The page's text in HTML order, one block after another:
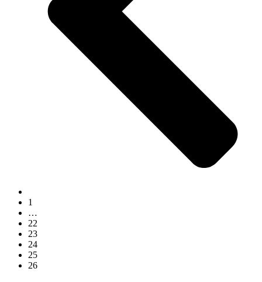
1
…
22
23
24
25
26